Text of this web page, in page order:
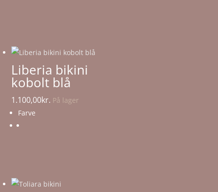
Liberia bikini
kobolt blå
1.100,00kr. På lager
Farve